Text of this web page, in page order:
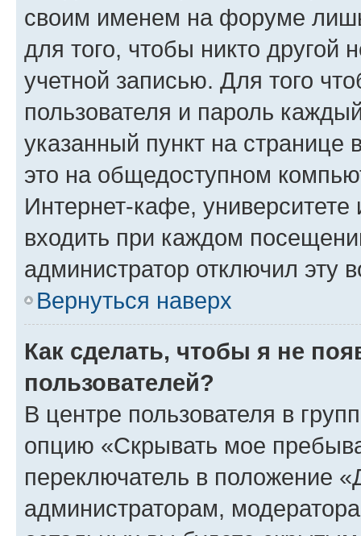
своим именем на форуме
для того, чтобы никто другой
учетной записью. Для того
пользователя и пароль
указанный пункт на
это на общедоступном
Интернет-кафе, университете
входить при каждом
администратор отключил эту
Вернуться наверх
Как сделать, чтобы я не
пользователей?
В центре пользователя в
опцию «Скрывать мое
переключатель в положение
администраторам,